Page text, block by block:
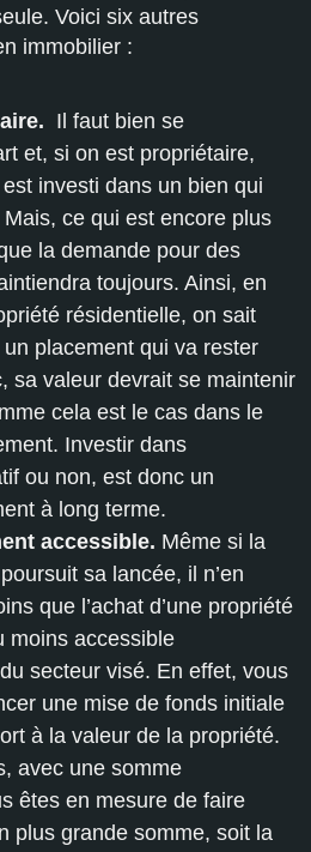
Voici six autres
immobilier :
Il faut bien se
et, si on est propriétaire,
est investi dans un bien qui
ce qui est encore plus
la demande pour des
toujours. Ainsi, en
résidentielle, on sait
un placement qui va rester
sa valeur devrait se maintenir
cela est le cas dans le
Investir dans
ou non, est donc un
à long terme.
accessible. Même si la
sa lancée, il n’en
que l’achat d’une propriété
moins accessible
secteur visé. En effet, vous
une mise de fonds initiale
à la valeur de la propriété.
avec une somme
êtes en mesure de faire
plus grande somme, soit la